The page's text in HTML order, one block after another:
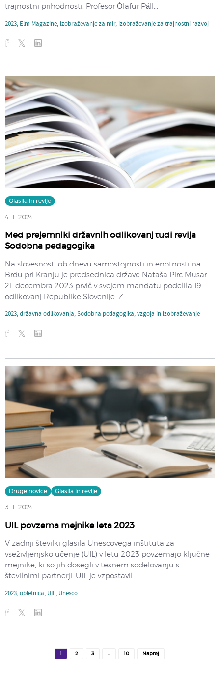
trajnostni prihodnosti. Profesor Ólafur Páll...
2023, Elm Magazine, izobraževanje za mir, izobraževanje za trajnostni razvoj
Glasila in revije
4. 1. 2024
Med prejemniki državnih odlikovanj tudi revija
Sodobna pedagogika
Na slovesnosti ob dnevu samostojnosti in enotnosti na
Brdu pri Kranju je predsednica države Nataša Pirc Musar
21. decembra 2023 prvič v svojem mandatu podelila 19
odlikovanj Republike Slovenije. Z...
2023,državna odlikovanja,Sodobna pedagogika,vzgoja in izobraževanje
Druge novice Glasila in revije
3. 1. 2024
UIL povzema mejnike leta 2023
V zadnji številki glasila Unescovega inštituta za
vseživljenjsko učenje (UIL) v letu 2023 povzemajo ključne
mejnike, ki so jih dosegli v tesnem sodelovanju s
številnimi partnerji. UIL je vzpostavil...
2023,obletnica, UIL, Unesco
1 2 3 … 10 Naprej